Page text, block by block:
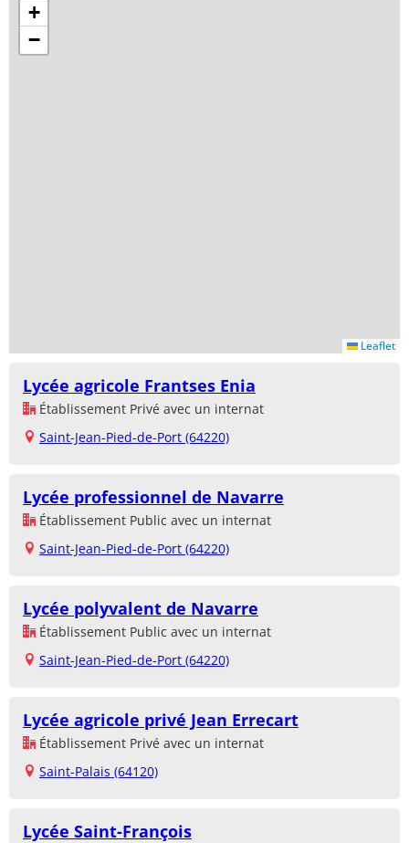
+
−
Leaflet
Lycée agricole Frantses Enia
Établissement Privé avec un internat
Saint-Jean-Pied-de-Port (64220)
Lycée professionnel de Navarre
Établissement Public avec un internat
Saint-Jean-Pied-de-Port (64220)
Lycée polyvalent de Navarre
Établissement Public avec un internat
Saint-Jean-Pied-de-Port (64220)
Lycée agricole privé Jean Errecart
Établissement Privé avec un internat
Saint-Palais (64120)
Lycée Saint-François